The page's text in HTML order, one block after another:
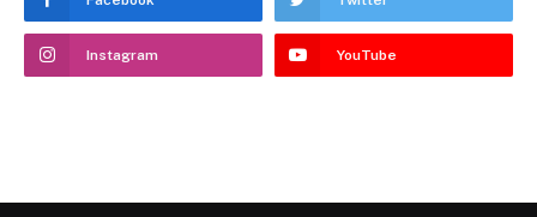
Instagram YouTube